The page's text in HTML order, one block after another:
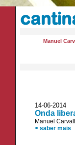
Manuel
14-06-2014
Onda
Manuel
> saber mais